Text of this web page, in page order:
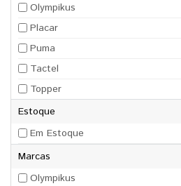
Olympikus
Placar
Puma
Tactel
Topper
Estoque
Em Estoque
Marcas
Olympikus